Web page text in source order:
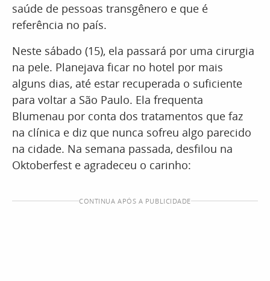
saúde de pessoas transgênero e que é
referência no país.
Neste sábado (15), ela passará por uma cirurgia
na pele. Planejava ficar no hotel por mais
alguns dias, até estar recuperada o suficiente
para voltar a São Paulo. Ela frequenta
Blumenau por conta dos tratamentos que faz
na clínica e diz que nunca sofreu algo parecido
na cidade. Na semana passada, desfilou na
Oktoberfest e agradeceu o carinho:
CONTINUA APÓS A PUBLICIDADE